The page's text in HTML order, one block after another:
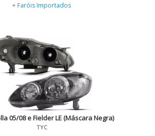
+ Faróis Importados
05/08 e Fielder LE (Máscara Negra)
TYC